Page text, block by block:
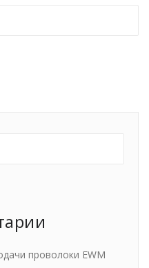
проволоки EWM